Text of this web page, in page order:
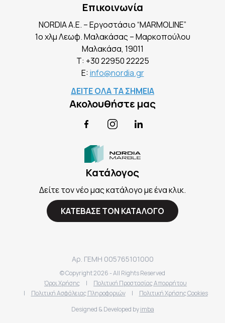
Επικοινωνία
NORDIA A.E. – Εργοστάσιο “MARMOLINE”
1ο χλμ Λεωφ. Μαλακάσας – Μαρκοπούλου
Mαλακάσα, 19011
Τ: +30 22950 22225
E:info@nordia.gr
ΔΕΙΤΕ ΟΛΑ ΤΑ ΣΗΜΕΙΑ
Ακολουθήστε μας
FacebookInstagramLinkedIn
Κατάλογος
Δείτε τον νέο μας κατάλογο με ένα κλικ.
ΚΑΤΕΒΑΣΕ ΤΟΝ ΚΑΤΑΛΟΓΟ
Αρ. ΓΕΜΗ 005765101000
© Copyright2026 - All Rights Reserved
Όροι Χρήσης
|
Πολιτική Προστασίας Απορρήτου
|
Πολιτική Ασφάλειας Πληροφοριών |
Πολιτική Χρήσης Cookies
Designed & Developed by imba